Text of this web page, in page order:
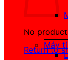
No
Return to
Máy